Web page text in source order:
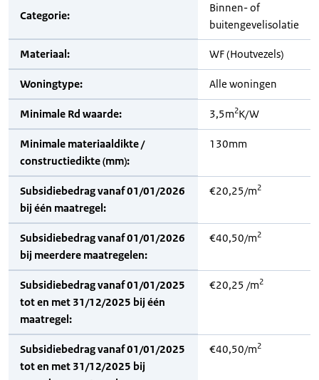
Categorie:
Binnen- of
buitengevelisolatie
Materiaal: WF (Houtvezels)
Woningtype: Alle woningen
Minimale Rd waarde: 3,5m2K/W
Minimale materiaaldikte /
constructiedikte (mm):
130mm
Subsidiebedrag vanaf 01/01/2026
bij één maatregel:
€20,25/m2
Subsidiebedrag vanaf 01/01/2026
bij meerdere maatregelen:
€40,50/m2
Subsidiebedrag vanaf 01/01/2025
tot en met 31/12/2025 bij één
maatregel:
€20,25 /m2
Subsidiebedrag vanaf 01/01/2025
tot en met 31/12/2025 bij
€40,50/m2